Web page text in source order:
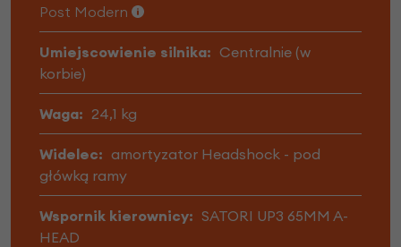
Post Modern
Umiejscowienie silnika: Centralnie (w
korbie)
Waga: 24,1 kg
Widelec: amortyzator Headshock - pod
główką ramy
Wspornik kierownicy: SATORI UP3 65MM A-
HEAD